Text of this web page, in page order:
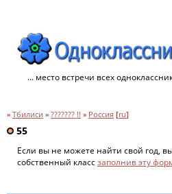
... место встречи всех
» Тбилиси » ??????? !! » Россия [ru]
55
Если вы не можете найти свой год,
собственный классзаполнив эту